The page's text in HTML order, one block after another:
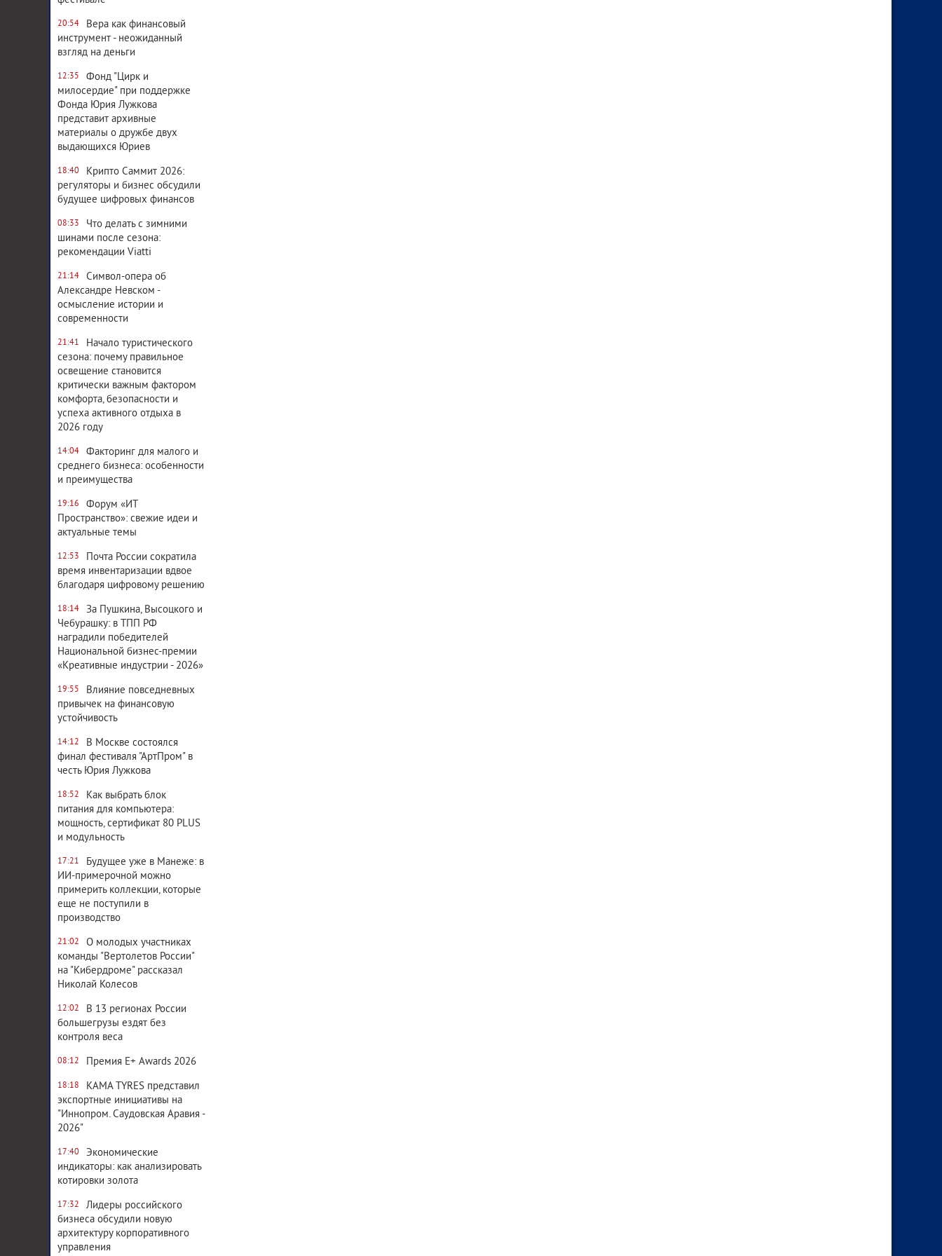
20:54
Вера как финансовый
инструмент - неожиданный
взгляд на деньги
12:35
Фонд "Цирк и
милосердие" при поддержке
Фонда Юрия Лужкова
представит архивные
материалы о дружбе двух
выдающихся Юриев
18:40
Крипто Саммит 2026:
регуляторы и бизнес обсудили
будущее цифровых финансов
08:33
Что делать с зимними
шинами после сезона:
рекомендации Viatti
21:14
Символ-опера об
Александре Невском -
осмысление истории и
современности
21:41
Начало туристического
сезона: почему правильное
освещение становится
критически важным фактором
комфорта, безопасности и
успеха активного отдыха в
2026 году
14:04
Факторинг для малого и
среднего бизнеса: особенности
и преимущества
19:16
Форум «ИТ
Пространство»: свежие идеи и
актуальные темы
12:53
Почта России сократила
время инвентаризации вдвое
благодаря цифровому решению
18:14
За Пушкина, Высоцкого и
Чебурашку: в ТПП РФ
наградили победителей
Национальной бизнес-премии
«Креативные индустрии - 2026»
19:55
Влияние повседневных
привычек на финансовую
устойчивость
14:12
В Москве состоялся
финал фестиваля "АртПром" в
честь Юрия Лужкова
18:52
Как выбрать блок
питания для компьютера:
мощность, сертификат 80 PLUS
и модульность
17:21
Будущее уже в Манеже: в
ИИ-примерочной можно
примерить коллекции, которые
еще не поступили в
производство
21:02
О молодых участниках
команды "Вертолетов России"
на "Кибердроме" рассказал
Николай Колесов
12:02
В 13 регионах России
большегрузы ездят без
контроля веса
08:12 Премия E+ Awards 2026
18:18
KAMA TYRES представил
экспортные инициативы на
"Иннопром. Саудовская Аравия -
2026"
17:40
Экономические
индикаторы: как анализировать
котировки золота
17:32
Лидеры российского
бизнеса обсудили новую
архитектуру корпоративного
управления